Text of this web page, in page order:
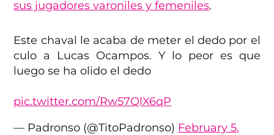
sus jugadores varoniles y femeniles.
Este chaval le acaba de meter el dedo por el
culo a Lucas Ocampos. Y lo peor es que
luego se ha olido el dedo
pic.twitter.com/Rw57QlX6qP
— Padronso (@TitoPadronso) February 5,